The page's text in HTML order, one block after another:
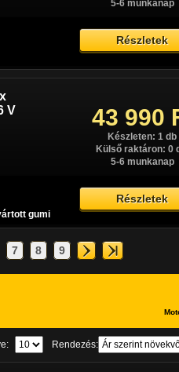
5-6 munkanap
Részletek
V
gumi
43 990
Készleten: 1 db
Külső raktáron: 0
5-6 munkanap
Részletek
7 8 9
Rendezés: